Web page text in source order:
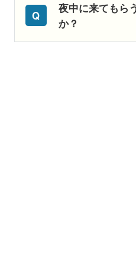
夜中に来てもら
か？